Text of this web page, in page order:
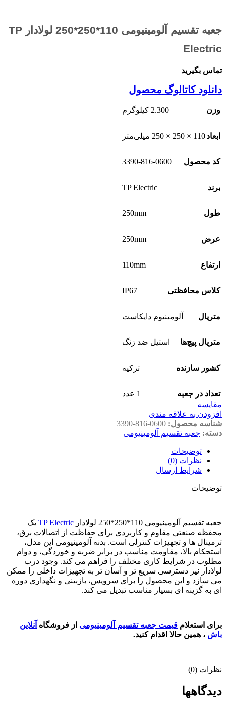
جعبه تقسیم آلومینیومی 110*250*250 لولادار TP
Electric
تماس بگیرید
دانلود کاتالوگ محصول
وزن 2.300 کیلوگرم
ابعاد110 × 250 × 250 میلی‌متر
کد محصول 3390-816-0600
برند TP Electric
طول 250mm
عرض 250mm
ارتفاع 110mm
کلاس محافظتی IP67
متریال آلومینیوم دایکاست
متریال پیچ‌ها استیل ضد زنگ
کشور سازنده ترکیه
تعداد در جعبه
1 عدد
مقايسه
افزودن به علاقه مندی
شناسه محصول: 3390-816-0600
دسته: جعبه تقسیم آلومینیومی
توضیحات
نظرات (0)
شرایط ارسال
توضیحات
جعبه تقسیم آلومینیومی 110*250*250 لولادار TP Electric یک
محفظه صنعتی مقاوم و کاربردی برای حفاظت از اتصالات برق،
ترمینال ها و تجهیزات کنترلی است. بدنه آلومینیومی این مدل،
استحکام بالا، مقاومت مناسب در برابر ضربه و خوردگی، و دوام
مطلوب در شرایط کاری مختلف را فراهم می کند. وجود درب
لولادار نیز دسترسی سریع تر و آسان تر به تجهیزات داخلی را ممکن
می سازد و این محصول را برای سرویس، بازبینی و نگهداری دوره
ای به گزینه ای بسیار مناسب تبدیل می کند.
برای استعلام قیمت جعبه تقسیم آلومینیومی از فروشگاه آنلاین
باش ، همین حالا اقدام کنید.
نظرات (0)
دیدگاهها